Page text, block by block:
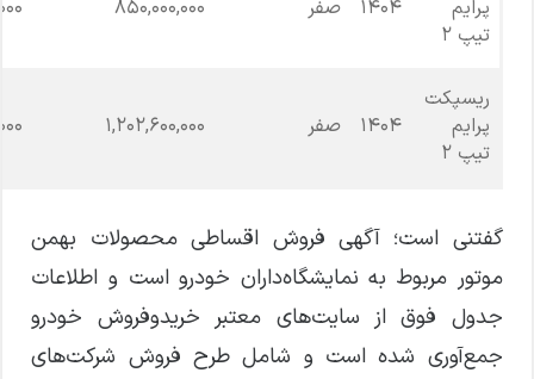
پرایم
تیپ ۲
۱۴۰۴ صفر ۸۵۰,۰۰۰,۰۰۰
ریسپکت
پرایم
تیپ ۲
۱۴۰۴ صفر ۱,۲۰۲,۶۰۰,۰۰۰
گفتنی است؛ آگهی فروش اقساطی محصولات بهمن
موتور مربوط به نمایشگاه‌داران خودرو است و اطلاعات
جدول فوق از سایت‌های معتبر خریدوفروش خودرو
جمع‌آوری شده است و شامل طرح فروش شرکت‌های